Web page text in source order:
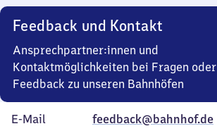
Uhr
Feedback und Kontakt
Ansprechpartner:innen und
Kontaktmöglichkeiten bei Fragen oder
Feedback zu unseren Bahnhöfen
E-Mail
feedback@bahnhof.de